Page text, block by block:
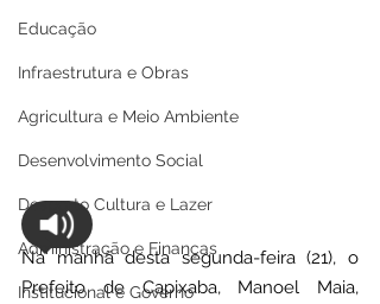
Educação
Infraestrutura e Obras
Agricultura e Meio Ambiente
Desenvolvimento Social
Desporto Cultura e Lazer
Administração e Finanças
Institucional e Governo
Na manhã desta segunda-feira (21), o
Prefeito de Capixaba, Manoel Maia,